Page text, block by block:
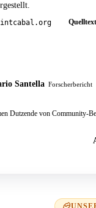
Santella Forscherbericht
Dutzende von Community-